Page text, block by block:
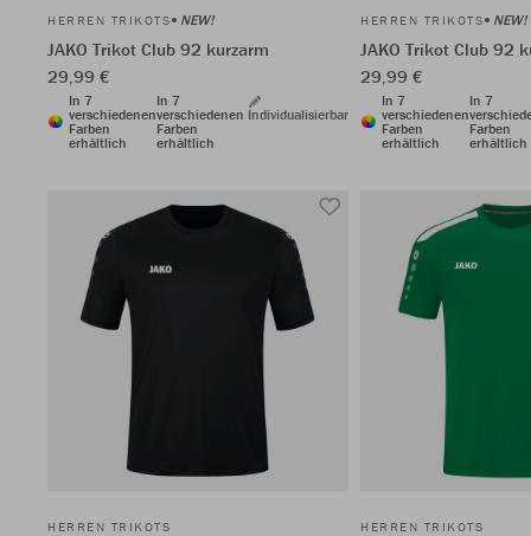
HERREN TRIKOTS NEW!
JAKO Trikot Club 92 kurzarm
29,99 €
In 7
verschiedenen
Farben
erhältlich
In 7
verschiedenen
Farben
erhältlich
Individualisierbar
HERREN TRIKOTS NEW!
JAKO Trikot Club 92
29,99 €
In 7
verschiedenen
Farben
erhältlich
In 7
Farben
erhältlich
HERREN TRIKOTS HERREN TRIKOTS